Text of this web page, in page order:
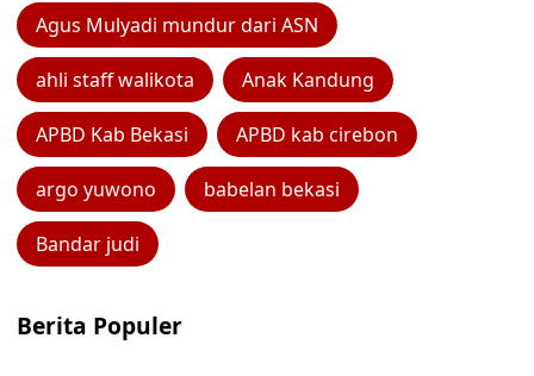
Agus Mulyadi mundur dari ASN
ahli staff walikota Anak Kandung
APBD Kab Bekasi APBD kab cirebon
argo yuwono babelan bekasi
Bandar judi
Berita Populer